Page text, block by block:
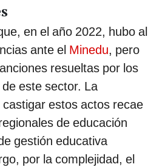
en el año 2022, hubo al
ante el Minedu, pero
resueltas por los
este sector. La
estos actos recae
de educación
gestión educativa
por la complejidad, el